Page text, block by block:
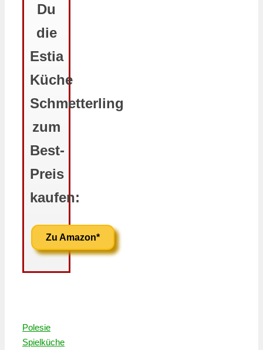
Du
die
Estia
Küche
Schmetterling
zum
Best-
Preis
kaufen:
Zu Amazon*
Polesie
Spielküche